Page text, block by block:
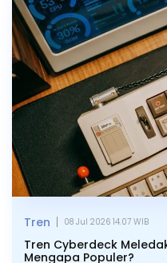
Tren Cyberdeck
Mengapa Populer?
Tren | 08 Jul 2026 14.07 WIB